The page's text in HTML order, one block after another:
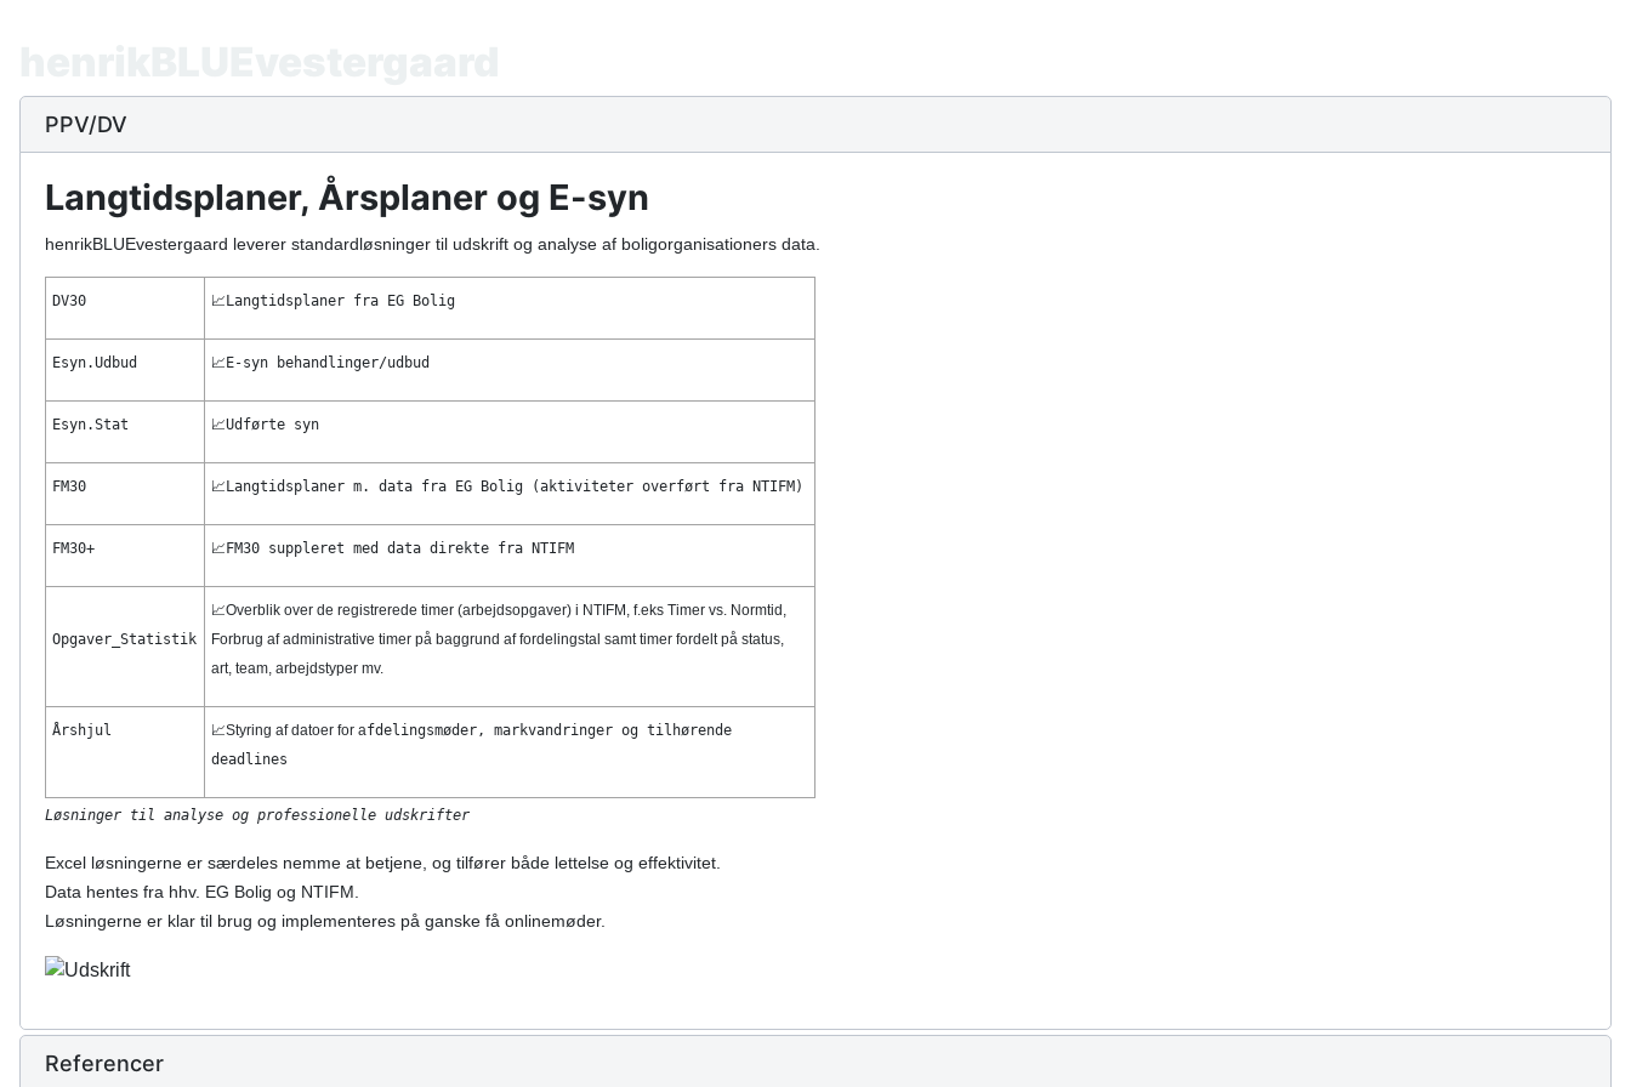
PPV/DV
Langtidsplaner, Årsplaner og E-syn
henrikBLUEvestergaard leverer standardløsninger til udskrift og analyse af boligorganisationers data.
DV30 📈 Langtidsplaner fra EG Bolig
Esyn.Udbud 📈 E-syn behandlinger/udbud
Esyn.Stat 📈Udførte syn
FM30 📈 Langtidsplaner m. data fra EG Bolig (aktiviteter overført fra NTIFM)
FM30+ 📈 FM30 suppleret med data direkte fra NTIFM
Opgaver_Statistik
📈Overblik over de registrerede timer (arbejdsopgaver) i NTIFM, f.eks Timer vs. Normtid,
Forbrug af administrative timer på baggrund af fordelingstal samt timer fordelt på status,
art, team, arbejdstyper mv.
Årshjul 📈Styring af datoer for afdelingsmøder, markvandringer og tilhørende
deadlines
Løsninger til analyse og professionelle udskrifter
Excel løsningerne er særdeles nemme at betjene, og tilfører både lettelse og effektivitet.
Data hentes fra hhv. EG Bolig og NTIFM.
Løsningerne er klar til brug og implementeres på ganske få onlinemøder.
Referencer